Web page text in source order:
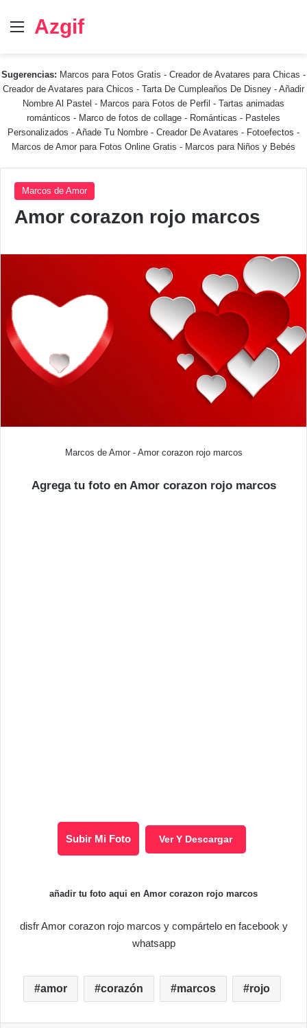
Menú
Azgif
Sugerencias: Marcos para Fotos Gratis - Creador de Avatares para Chicas -
Creador de Avatares para Chicos - Tarta De Cumpleaños De Disney - Añadir
Nombre Al Pastel - Marcos para Fotos de Perfil - Tartas animadas
románticos - Marco de fotos de collage - Románticas - Pasteles
Personalizados - Añade Tu Nombre - Creador De Avatares - Fotoefectos -
Marcos de Amor para Fotos Online Gratis - Marcos para Niños y Bebés
Marcos de Amor
Amor corazon rojo marcos
Marcos de Amor - Amor corazon rojo marcos
Agrega tu foto en Amor corazon rojo marcos
Subir Mi Foto Ver Y Descargar
añadir tu foto aqui en Amor corazon rojo marcos
disfr Amor corazon rojo marcos y compártelo en facebook y
whatsapp
amor corazón marcos rojo